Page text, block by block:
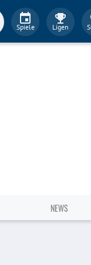
Spiele Ligen
NEWS